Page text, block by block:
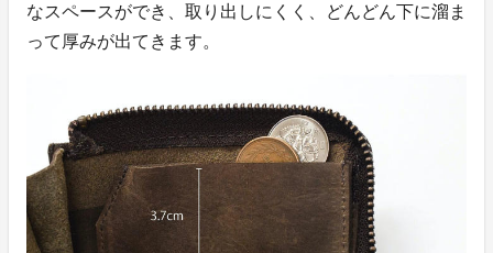
なスペースができ、取り出しにくく、どんどん下に溜ま
って厚みが出てきます。